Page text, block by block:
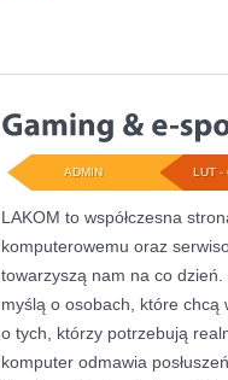
LUT -
ADMIN
LAKOM to współczesna
komputerowemu oraz
towarzyszą nam na co
myślą o osobach, które chcą
o tych, którzy potrzebują
komputer odmawia